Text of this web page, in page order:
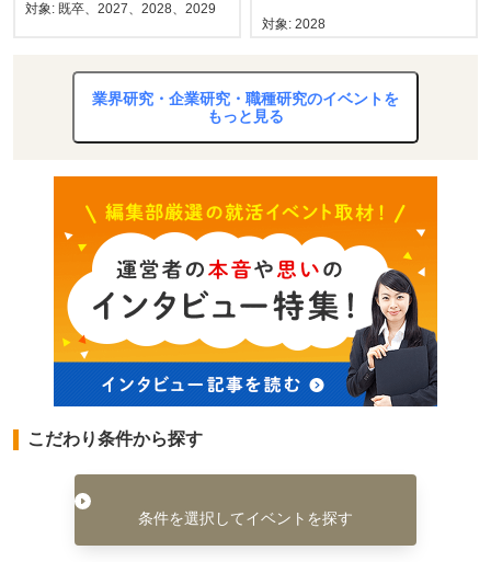
対象: 既卒、2027、2028、2029
ェア
対象: 2028
業界研究・企業研究・職種研究のイベントを
もっと見る
こだわり条件から探す
条件を選択してイベントを探す